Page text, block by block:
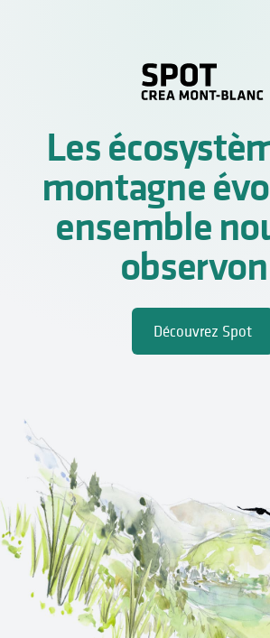
Les
montagne
ensemble
Découvrez Spot